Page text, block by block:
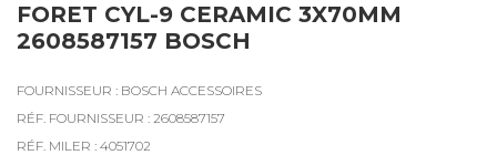
FORET CYL-9 CERAMIC 3X70MM
2608587157 BOSCH
FOURNISSEUR : BOSCH ACCESSOIRES
RÉF. FOURNISSEUR : 2608587157
RÉF. MILER : 4051702